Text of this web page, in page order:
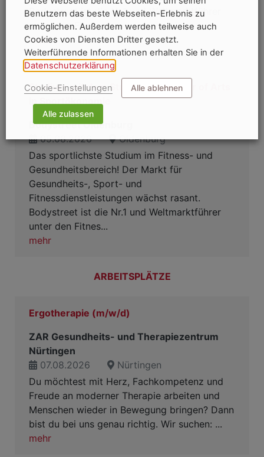
Bodystreet ist die Nr.1 und Weltmarktführer
unter den Fitn...
mehr
Studium mit dem Studienziel Master of Arts
in Sportökonomie
Bodystreet Oldenburg
05.08.2026
Oldenburg
Das sportlichste Studium im Fitness- und
Gesundheitsbereich! Der Markt für
Gesundheits-, Sport- und
Fitnessdienstleistungen wächst rasant.
Bodystreet ist die Nr.1 und Weltmarktführer
unter den Fitnes...
mehr
ARBEITSPLÄTZE
Ergotherapie (m/w/d)
ZAR Gesundheits- und Therapiezentrum
Nürtingen
07.08.2026
Nürtingen
Du möchtest mit Herz, Fachkompetenz und
Freude an moderner Therapie arbeiten und
Menschen wieder in Bewegung bringen? Dann
bist du bei uns genau richtig. Wir suchen: ...
mehr
Benutzern das beste Webseiten-Erlebnis zu
ermöglichen. Außerdem werden teilweise auch
Cookies von Diensten Dritter gesetzt.
Weiterführende Informationen erhalten Sie in der
Datenschutzerklärung
Cookie-Einstellungen Alle ablehnen
Alle zulassen